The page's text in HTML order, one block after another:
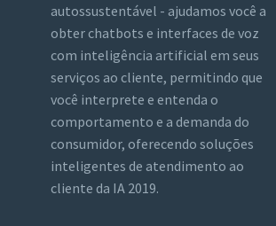
autossustentável - ajudamos você a
obter chatbots e interfaces de voz
com inteligência artificial em seus
serviços ao cliente, permitindo que
você interprete e entenda o
comportamento e a demanda do
consumidor, oferecendo soluções
inteligentes de atendimento ao
cliente da IA 2019.